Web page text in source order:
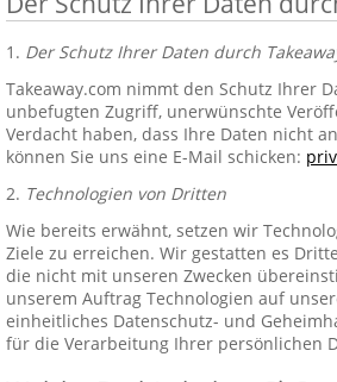
1. Der Schutz Ihrer Daten durch
Takeaway.com nimmt den Schutz Ihrer
unbefugten Zugriff, unerwünschte
Verdacht haben, dass Ihre Daten nicht
können Sie uns eine E-Mail schicken:
2. Technologien von Dritten
Wie bereits erwähnt, setzen wir
Ziele zu erreichen. Wir gestatten es
die nicht mit unseren Zwecken
unserem Auftrag Technologien auf
einheitliches Datenschutz- und
für die Verarbeitung Ihrer persönlichen